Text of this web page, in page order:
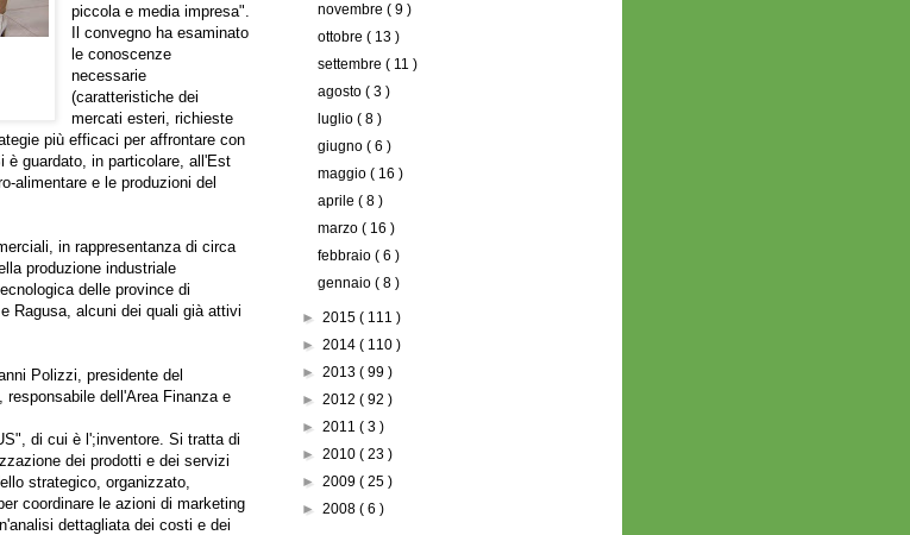
piccola e media impresa".
Il convegno ha esaminato
le conoscenze
necessarie
(caratteristiche dei
mercati esteri, richieste
più efficaci per affrontare con
guardato, in particolare, all'Est
alimentare e le produzioni del
in rappresentanza di circa
produzione industriale
delle province di
Ragusa, alcuni dei quali già attivi
Polizzi, presidente del
dell'Area Finanza e
di cui è l';inventore. Si tratta di
dei prodotti e dei servizi
strategico, organizzato,
coordinare le azioni di marketing
dettagliata dei costi e dei
novembre( 9 )
ottobre( 13 )
settembre( 11 )
agosto( 3 )
luglio( 8 )
giugno( 6 )
maggio( 16 )
aprile( 8 )
marzo( 16 )
febbraio( 6 )
gennaio( 8 )
► 2015 ( 111 )
► 2014 ( 110 )
► 2013 ( 99 )
► 2012 ( 92 )
► 2011 ( 3 )
► 2010 ( 23 )
► 2009 ( 25 )
► 2008 ( 6 )